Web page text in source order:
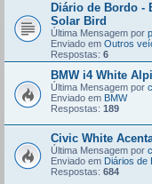
Diário de Bordo -
Solar Bird
Última Mensagem por
Enviado em Outros
Respostas: 6
BMW i4 White
Última Mensagem por
Enviado em BMW
Respostas: 189
Civic White
Última Mensagem por
Enviado em Diários de
Respostas: 684